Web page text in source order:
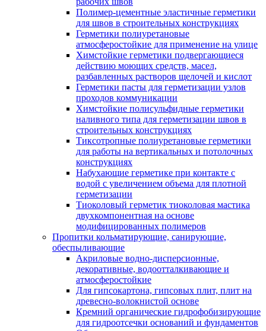
Полимер-цементные эластичные герметики
для швов в строительных конструкциях
Герметики полиуретановые
атмосферостойкие для применение на улице
Химстойкие герметики подвергающиеся
действию моющих средств, масел,
разбавленных растворов щелочей и кислот
Герметики пасты для герметизации узлов
проходов коммуникации
Химстойкие полисульфидные герметики
наливного типа для герметизации швов в
строительных конструкциях
Тиксотропные полиуретановые герметики
для работы на вертикальных и потолочных
конструкциях
Набухающие герметике при контакте с
водой с увеличением объема для плотной
герметизации
Тиоколовый герметик тиоколовая мастика
двухкомпонентная на основе
модифицированных полимеров
Пропитки кольматирующие, санирующие,
обеспыливающие
Акриловые водно-дисперсионные,
декоративные, водоотталкивающие и
атмосферостойкие
Для гипсокартона, гипсовых плит, плит на
древесно-волокнистой основе
Кремний органические гидрофобизирующие
для гидроотсечки оснований и фундаментов